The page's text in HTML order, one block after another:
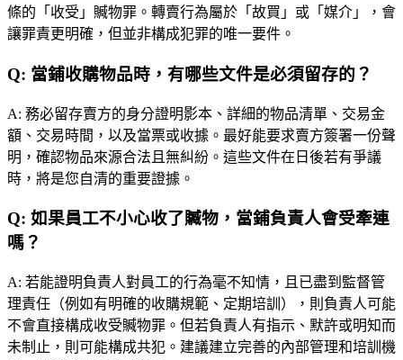
條的「收受」贓物罪。轉賣行為屬於「故買」或「媒介」，會
讓罪責更明確，但並非構成犯罪的唯一要件。
Q: 當鋪收購物品時，有哪些文件是必須留存的？
A: 務必留存賣方的身分證明影本、詳細的物品清單、交易金
額、交易時間，以及當票或收據。最好能要求賣方簽署一份聲
明，確認物品來源合法且無糾紛。這些文件在日後若有爭議
時，將是您自清的重要證據。
Q: 如果員工不小心收了贓物，當鋪負責人會受牽連
嗎？
A: 若能證明負責人對員工的行為毫不知情，且已盡到監督管
理責任（例如有明確的收購規範、定期培訓），則負責人可能
不會直接構成收受贓物罪。但若負責人有指示、默許或明知而
未制止，則可能構成共犯。建議建立完善的內部管理和培訓機